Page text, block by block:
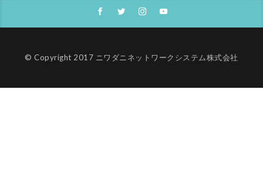
© Copyright 2017 ニワダニネットワークシステム株式会社